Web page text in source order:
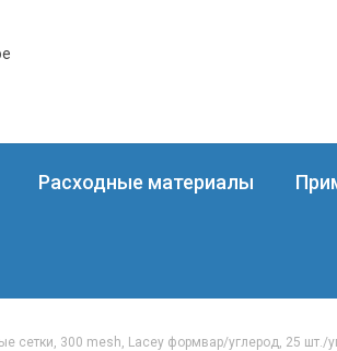
Расходные материалы
сетки, 300 mesh, Lacey формвар/углерод, 25 шт./